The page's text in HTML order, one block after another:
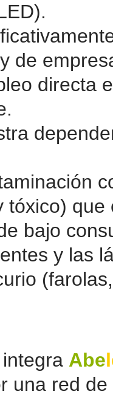
de
directa e
tóxico) que
bajo
y las
(farolas,
Abe
una red